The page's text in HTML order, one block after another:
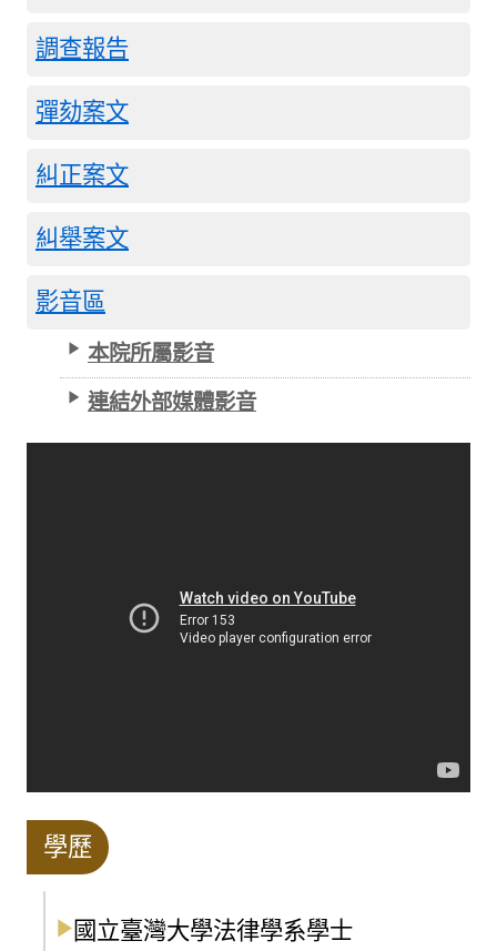
調查報告
彈劾案文
糾正案文
糾舉案文
影音區
本院所屬影音
連結外部媒體影音
學歷
國立臺灣大學法律學系學士